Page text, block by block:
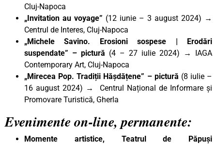
Cluj-Napoca
„Invitation au voyage” (12 iunie – 3 august 2024) →
Centrul de Interes, Cluj-Napoca
„Michele Savino. Erosioni sospese | Erodări
suspendate” – pictură (4 – 27 iulie 2024) → IAGA
Contemporary Art, Cluj-Napoca
„Mirecea Pop. Tradiții Hășdățene” – pictură (8 iulie –
16 august 2024) → Centrul Național de Informare și
Promovare Turistică, Gherla
Evenimente on-line, permanente:
Momente artistice, Teatrul de Păpuși